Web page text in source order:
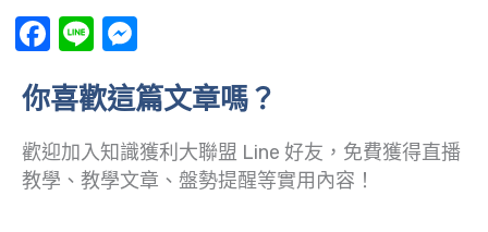
Facebook
Line
你喜歡這篇文章嗎？
歡迎加入知識獲利大聯盟 Line 好友，免費獲得直播
教學、教學文章、盤勢提醒等實用內容！